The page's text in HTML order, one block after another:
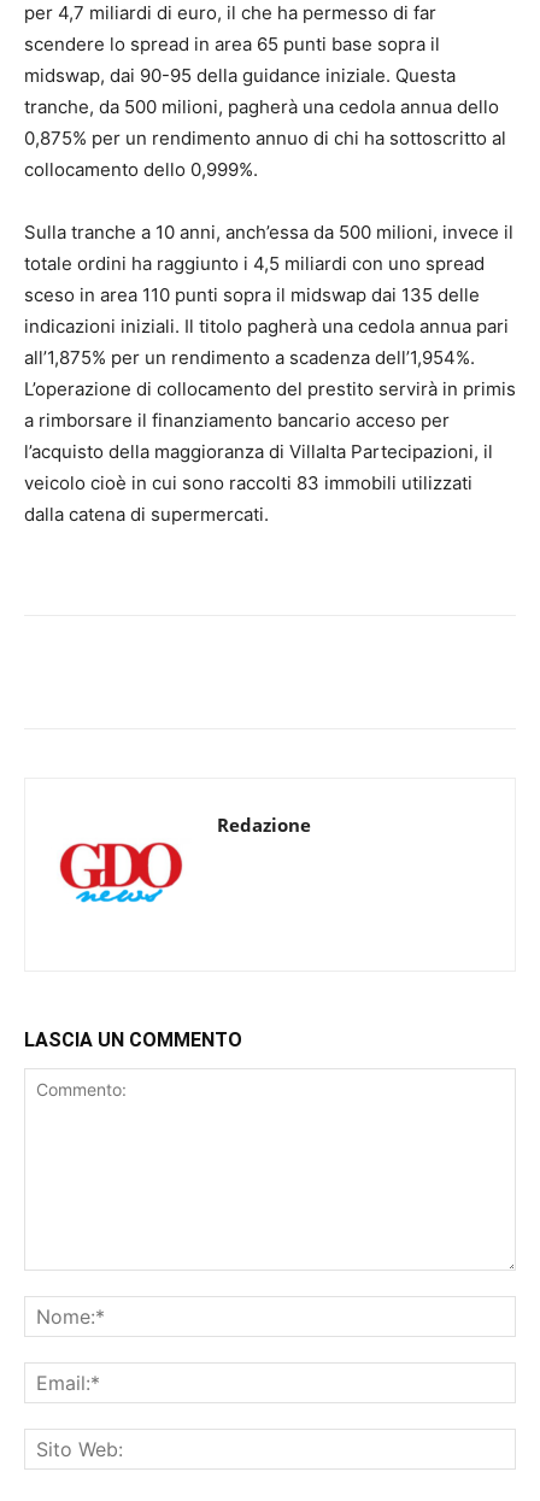
per 4,7 miliardi di euro, il che ha permesso di far
scendere lo spread in area 65 punti base sopra il
midswap, dai 90-95 della guidance iniziale. Questa
tranche, da 500 milioni, pagherà una cedola annua dello
0,875% per un rendimento annuo di chi ha sottoscritto al
collocamento dello 0,999%.
Sulla tranche a 10 anni, anch’essa da 500 milioni, invece il
totale ordini ha raggiunto i 4,5 miliardi con uno spread
sceso in area 110 punti sopra il midswap dai 135 delle
indicazioni iniziali. Il titolo pagherà una cedola annua pari
all’1,875% per un rendimento a scadenza dell’1,954%.
L’operazione di collocamento del prestito servirà in primis
a rimborsare il finanziamento bancario acceso per
l’acquisto della maggioranza di Villalta Partecipazioni, il
veicolo cioè in cui sono raccolti 83 immobili utilizzati
dalla catena di supermercati.
Redazione
LASCIA UN COMMENTO